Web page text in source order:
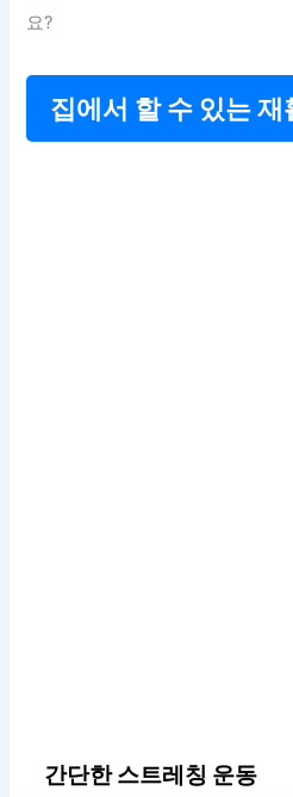
요?
집에서 할 수 있는 재
간단한 스트레칭 운동